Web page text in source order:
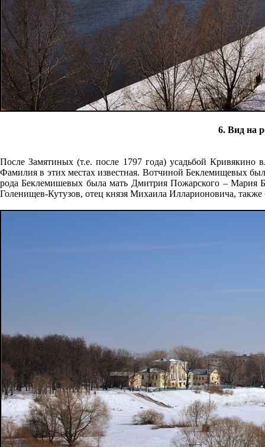
6. Вид на
После Замятиных (т.е. после 1797 года) усадьбой Кривякино
Фамилия в этих местах известная. Вотчиной Беклемищевых
рода Беклемишевых была мать Дмитрия Пожарского – Мария
Голенищев-Кутузов, отец князя Михаила Илларионовича,